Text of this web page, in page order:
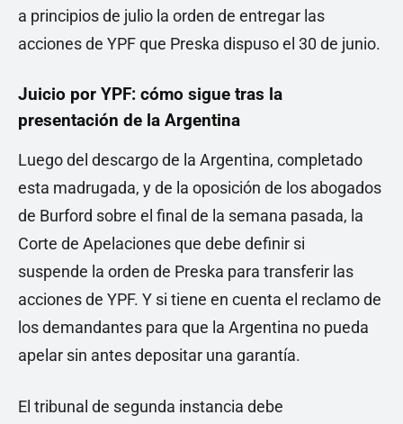
a principios de julio la orden de entregar las
acciones de YPF que Preska dispuso el 30 de junio.
Juicio por YPF: cómo sigue tras la
presentación de la Argentina
Luego del descargo de la Argentina, completado
esta madrugada, y de la oposición de los abogados
de Burford sobre el final de la semana pasada, la
Corte de Apelaciones que debe definir si
suspende la orden de Preska para transferir las
acciones de YPF. Y si tiene en cuenta el reclamo de
los demandantes para que la Argentina no pueda
apelar sin antes depositar una garantía.
El tribunal de segunda instancia debe